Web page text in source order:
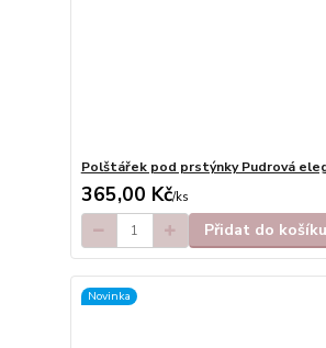
Polštářek pod prstýnky Pudrová
365,00 Kč/ks
Přidat do košíku
Novinka